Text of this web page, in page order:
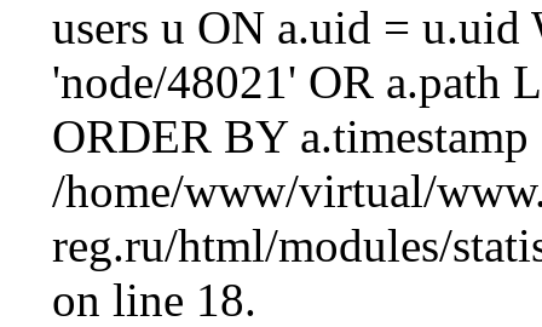
users u ON a.uid = u.uid
'node/48021' OR a.path
ORDER BY
/home/www/virtual/
reg.ru/html/modules/
on line 18.